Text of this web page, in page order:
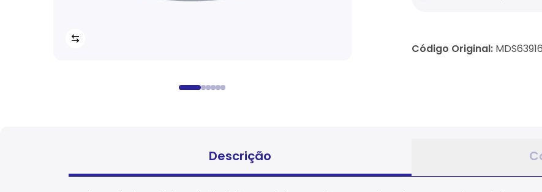
Código Original:
Descrição